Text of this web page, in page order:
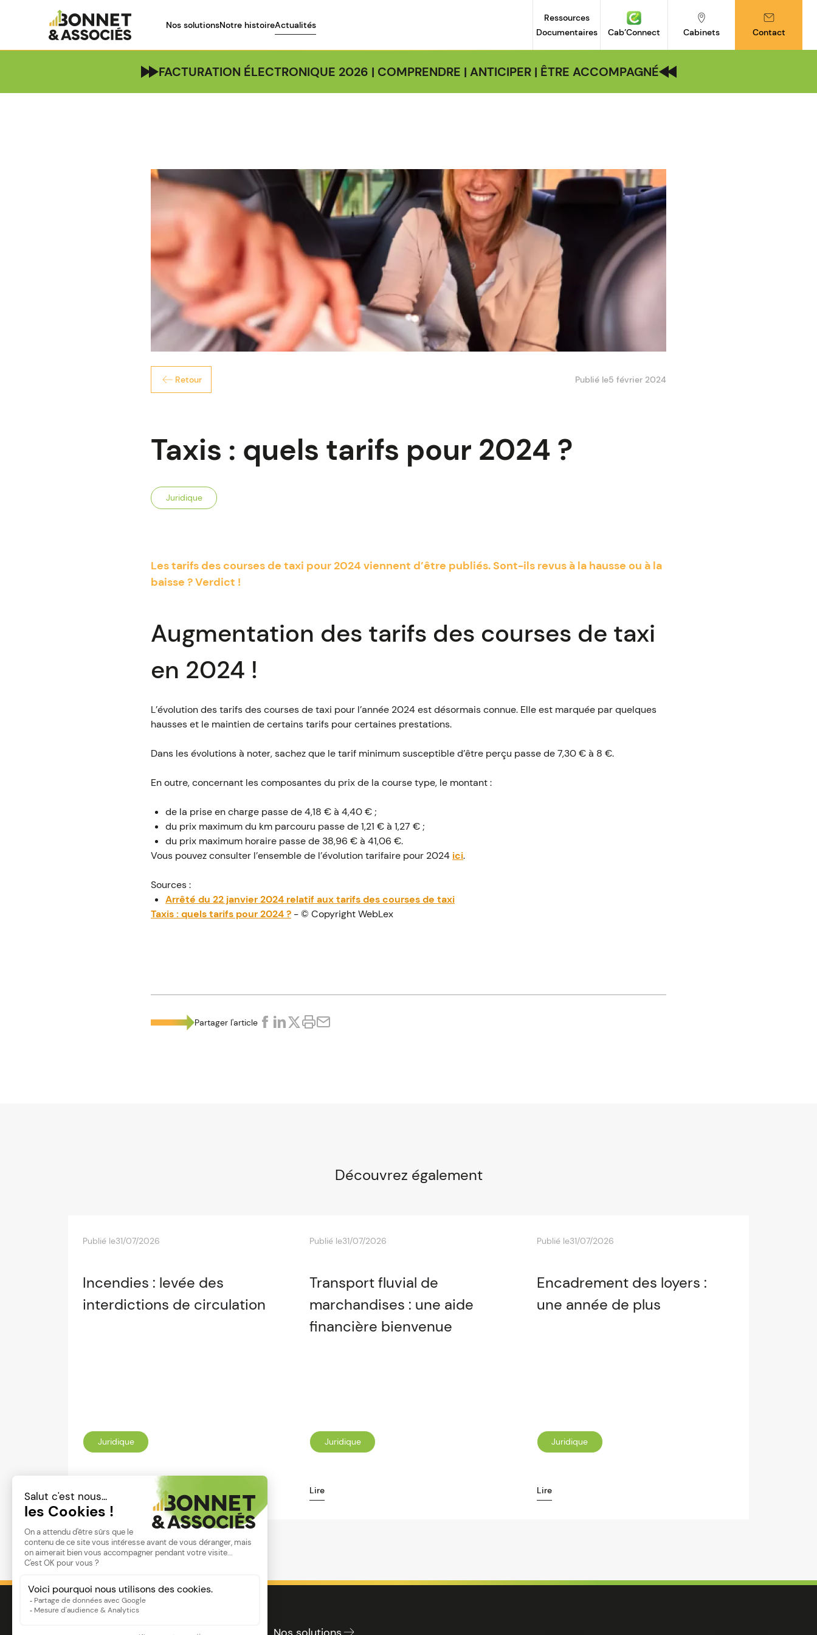
Nos solutionsNotre histoireActualités
Ressources
Documentaires
Cab’Connect Cabinets Contact
FACTURATION ÉLECTRONIQUE 2026 | COMPRENDRE | ANTICIPER | ÊTRE ACCOMPAGNÉ
Retour Publié le5 février 2024
Taxis : quels tarifs pour 2024 ?
Juridique
Les tarifs des courses de taxi pour 2024 viennent d’être publiés. Sont-ils revus à la hausse ou à la
baisse ? Verdict !
Augmentation des tarifs des courses de taxi
en 2024 !
L’évolution des tarifs des courses de taxi pour l’année 2024 est désormais connue. Elle est marquée par quelques
hausses et le maintien de certains tarifs pour certaines prestations.
Dans les évolutions à noter, sachez que le tarif minimum susceptible d’être perçu passe de 7,30 € à 8 €.
En outre, concernant les composantes du prix de la course type, le montant :
de la prise en charge passe de 4,18 € à 4,40 € ;
du prix maximum du km parcouru passe de 1,21 € à 1,27 € ;
du prix maximum horaire passe de 38,96 € à 41,06 €.
Vous pouvez consulter l’ensemble de l’évolution tarifaire pour 2024 ici.
Sources :
Arrêté du 22 janvier 2024 relatif aux tarifs des courses de taxi
Taxis : quels tarifs pour 2024 ? - © Copyright WebLex
Partager l'article
Découvrez également
Publié le31/07/2026
Incendies : levée des
interdictions de circulation
Juridique
Publié le31/07/2026
Transport fluvial de
marchandises : une aide
financière bienvenue
Juridique
Lire
Publié le31/07/2026
Encadrement des loyers :
une année de plus
Juridique
Lire